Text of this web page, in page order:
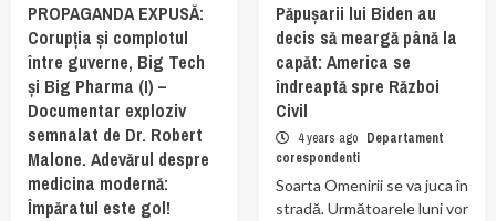
PROPAGANDA EXPUSĂ:
Corupția și complotul
între guverne, Big Tech
și Big Pharma (I) –
Documentar exploziv
semnalat de Dr. Robert
Malone. Adevărul despre
medicina modernă:
Împăratul este gol!
Păpușarii lui Biden au
decis să meargă până la
capăt: America se
îndreaptă spre Război
Civil
4 years ago Departament
corespondenti
Soarta Omenirii se va juca în
stradă. Următoarele luni vor